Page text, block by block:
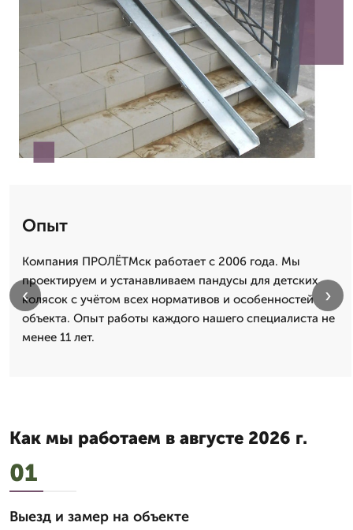
Опыт
Компания ПРОЛЁТМск работает с 2006 года. Мы
проектируем и устанавливаем пандусы для детских
колясок с учётом всех нормативов и особенностей
объекта. Опыт работы каждого нашего специалиста не
менее 11 лет.
‹ ›
Как мы работаем в августе 2026 г.
01
Выезд и замер на объекте